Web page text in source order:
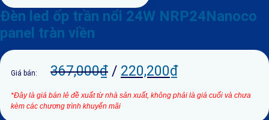
Đèn led ốp trần nổi 24W NRP24Nanoco
panel tràn viền
Giá bán: 367,000₫ / 220,200₫
*Đây là giá bán lẻ đề xuất từ nhà sản xuất, không phải là giá cuối và chưa
kèm các chương trình khuyến mãi